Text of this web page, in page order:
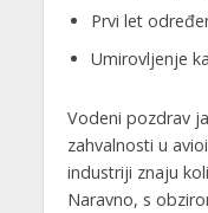
Prvi let
Umirovljenje
Vodeni pozdrav
zahvalnosti u
industriji znaju
Naravno, s